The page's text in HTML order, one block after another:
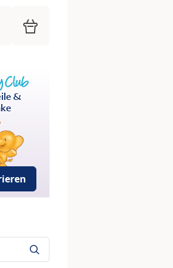
HiPP Mein Babyclub
Warenkorb
&